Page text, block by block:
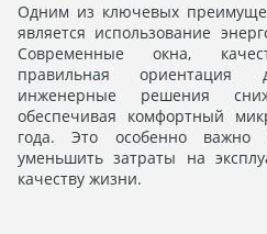
Одним из ключевых
является использование
Современные окна,
правильная
инженерные решения
обеспечивая комфортный
года. Это особенно важно
уменьшить затраты на
качеству жизни.